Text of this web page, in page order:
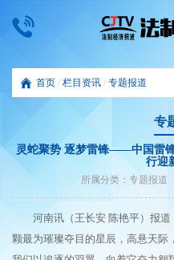
首页 / 栏目资讯 / 专题报道
专
灵蛇聚势 逐梦雷锋——中国雷
行迎
所属分类： 专题报道
河南讯（王长安 陈艳平）报
颗最为璀璨夺目的星辰，高悬天际